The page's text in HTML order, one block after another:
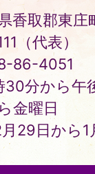
香取郡東庄
（代表）
86-4051
30分から午
金曜日
29日から